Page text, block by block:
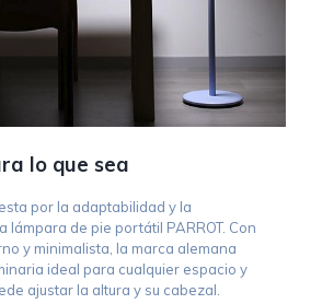
lo que sea
por la adaptabilidad y la
lámpara de pie portátil PARROT. Con
y minimalista, la marca alemana
ideal para cualquier espacio y
ajustar la altura y su cabezal.